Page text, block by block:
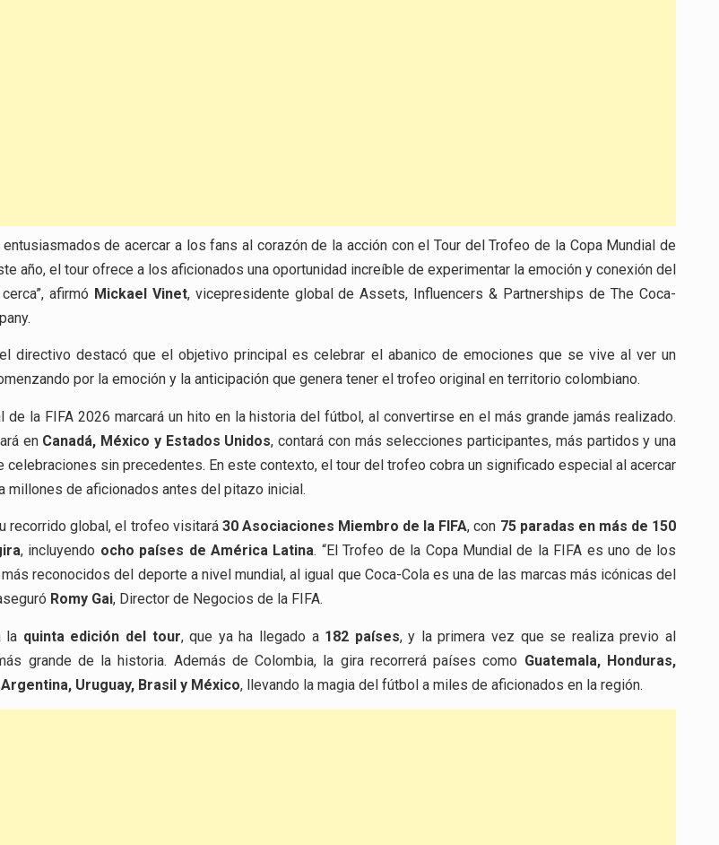
entusiasmados de acercar a los fans al corazón de la acción con el Tour del Trofeo de la Copa Mundial de
año, el tour ofrece a los aficionados una oportunidad increíble de experimentar la emoción y conexión del
afirmó Mickael Vinet, vicepresidente global de Assets, Influencers & Partnerships de The Coca-
directivo destacó que el objetivo principal es celebrar el abanico de emociones que se vive al ver un
por la emoción y la anticipación que genera tener el trofeo original en territorio colombiano.
de la FIFA 2026 marcará un hito en la historia del fútbol, al convertirse en el más grande jamás realizado.
en Canadá, México y Estados Unidos, contará con más selecciones participantes, más partidos y una
celebraciones sin precedentes. En este contexto, el tour del trofeo cobra un significado especial al acercar
millones de aficionados antes del pitazo inicial.
recorrido global, el trofeo visitará 30 Asociaciones Miembro de la FIFA, con 75 paradas en más de 150
, incluyendo ocho países de América Latina. “El Trofeo de la Copa Mundial de la FIFA es uno de los
reconocidos del deporte a nivel mundial, al igual que Coca-Cola es una de las marcas más icónicas del
Romy Gai, Director de Negocios de la FIFA.
la quinta edición del tour, que ya ha llegado a 182 países, y la primera vez que se realiza previo al
grande de la historia. Además de Colombia, la gira recorrerá países como Guatemala, Honduras,
Uruguay, Brasil y México, llevando la magia del fútbol a miles de aficionados en la región.